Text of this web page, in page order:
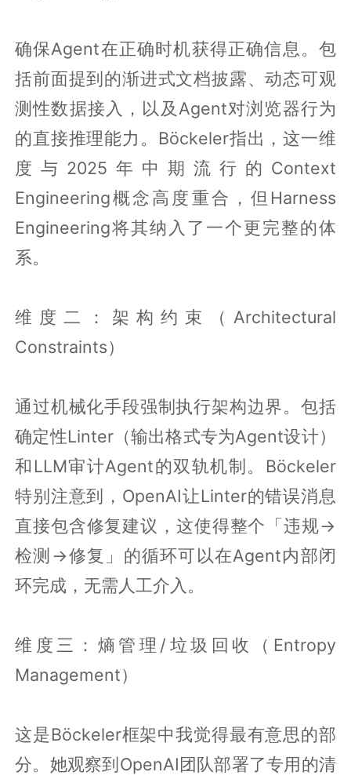
确保Agent在正确时机获得正确信息。包
括前面提到的渐进式文档披露、动态可观
测性数据接入，以及Agent对浏览器行为
的直接推理能力。Böckeler指出，这一维
度与2025年中期流行的Context
Engineering概念高度重合，但Harness
Engineering将其纳入了一个更完整的体
系。
维度二：架构约束（Architectural
Constraints）
通过机械化手段强制执行架构边界。包括
确定性Linter（输出格式专为Agent设计）
和LLM审计Agent的双轨机制。Böckeler
特别注意到，OpenAI让Linter的错误消息
直接包含修复建议，这使得整个「违规→
检测→修复」的循环可以在Agent内部闭
环完成，无需人工介入。
维度三：熵管理/垃圾回收（Entropy
Management）
这是Böckeler框架中我觉得最有意思的部
分。她观察到OpenAI团队部署了专用的清